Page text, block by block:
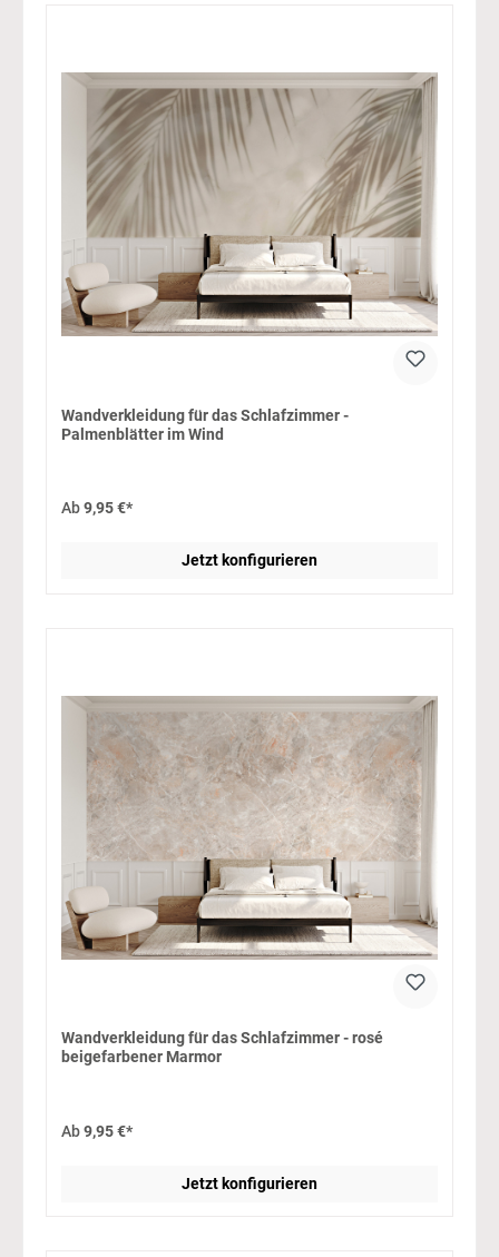
Wandverkleidung für das Schlafzimmer -
Palmenblätter im Wind
Ab9,95 €*
Jetzt konfigurieren
Wandverkleidung für das Schlafzimmer - rosé
beigefarbener Marmor
Ab9,95 €*
Jetzt konfigurieren